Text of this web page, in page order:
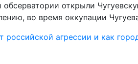
открыли
во время оккупации
российской агрессии и как